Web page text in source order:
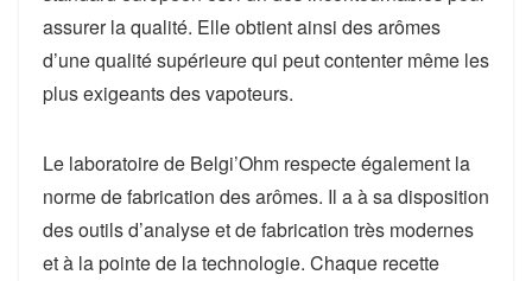
assurer la qualité. Elle obtient ainsi des arômes
d’une qualité supérieure qui peut contenter même les
plus exigeants des vapoteurs.
Le laboratoire de Belgi’Ohm respecte également la
norme de fabrication des arômes. Il a à sa disposition
des outils d’analyse et de fabrication très modernes
et à la pointe de la technologie. Chaque recette